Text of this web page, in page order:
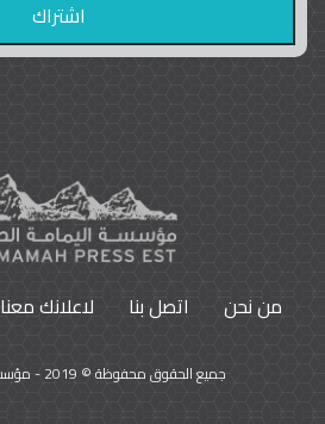
واشنطن بوست واللوبي المزدوج
من نحن اتصل بنا لاعلانك معنا
جميع الحقوق محفوظة © 2019 - مؤسسه اليمامة الصحفية